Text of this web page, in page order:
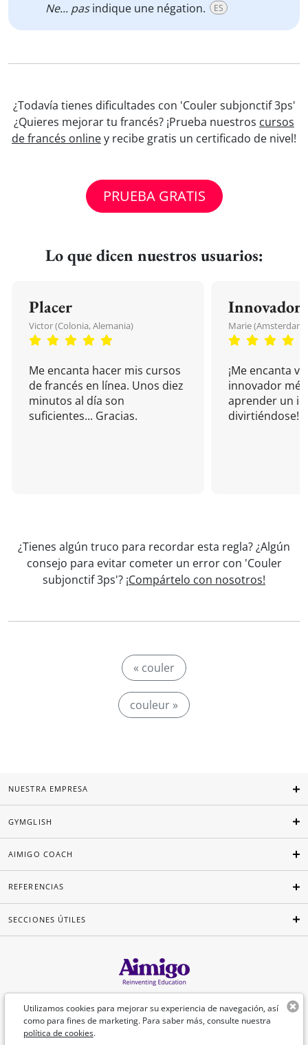
Ne... pasindique une négation. ES
¿Todavía tienes dificultades con 'Couler subjonctif 3ps'
¿Quieres mejorar tu francés? ¡Prueba nuestros cursos
de francés onliney recibe gratis un certificado de nivel!
PRUEBA GRATIS
Lo que dicen nuestros usuarios:
Placer
Victor (Colonia, Alemania)
Me encanta hacer mis cursos
de francés en línea. Unos diez
minutos al día son
suficientes... Gracias.
Innovador
Marie (Amsterdam,
¡Me encanta
innovador
aprender un
divirtiéndose!
¿Tienes algún truco para recordar esta regla? ¿Algún
consejo para evitar cometer un error con 'Couler
subjonctif 3ps'? ¡Compártelo con nosotros!
« couler
couleur »
Utilizamos cookies para mejorar su experiencia de navegación, así
como para fines de marketing. Para saber más, consulte nuestra
política de cookies.
NUESTRA EMPRESA
GYMGLISH
AIMIGO COACH
REFERENCIAS
SECCIONES ÚTILES
Español